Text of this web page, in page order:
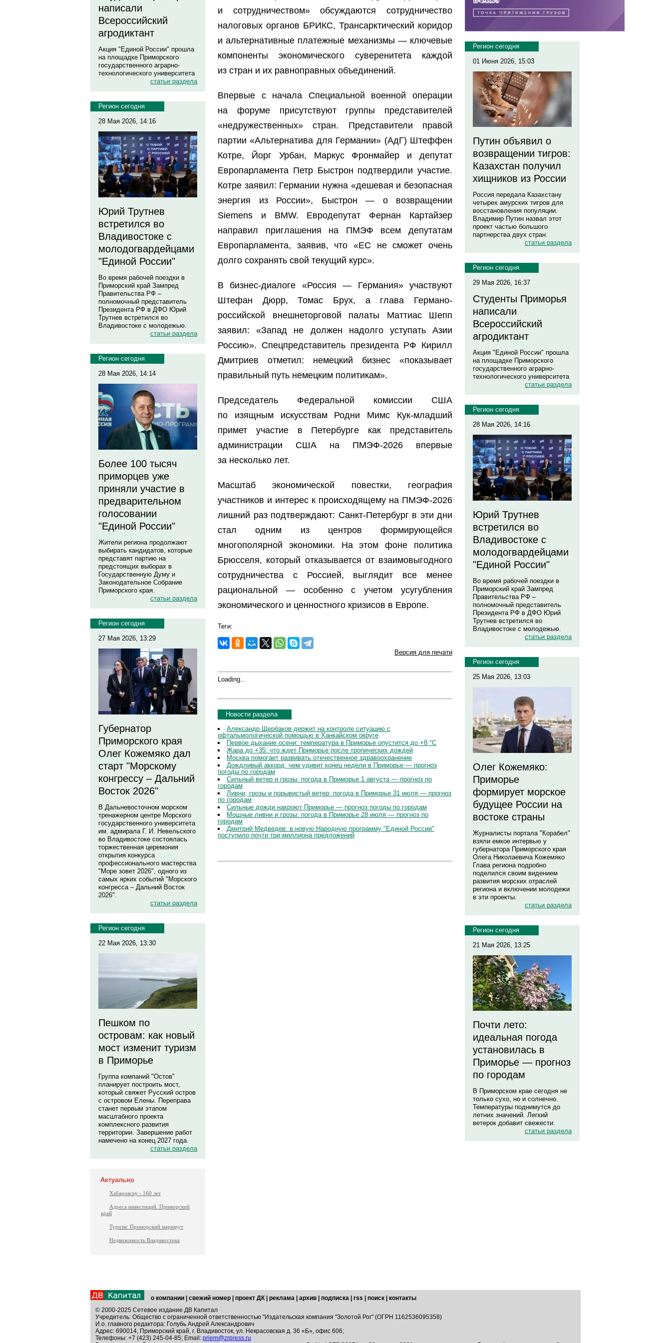
написали
Всероссийский
агродиктант
Акция "Единой России" прошла
на площадке Приморского
государственного аграрно-
технологического университета
статьи раздела
Регион сегодня
28 Мая 2026, 14:16
Юрий Трутнев
встретился во
Владивостоке с
молодогвардейцами
"Единой России"
Во время рабочей поездки в
Приморский край Зампред
Правительства РФ –
полномочный представитель
Президента РФ в ДФО Юрий
Трутнев встретился во
Владивостоке с молодежью.
статьи раздела
Регион сегодня
28 Мая 2026, 14:14
Более 100 тысяч
приморцев уже
приняли участие в
предварительном
голосовании
"Единой России"
Жители региона продолжают
выбирать кандидатов, которые
представят партию на
предстоящих выборах в
Государственную Думу и
Законодательное Собрание
Приморского края.
статьи раздела
Регион сегодня
27 Мая 2026, 13:29
Губернатор
Приморского края
Олег Кожемяко дал
старт "Морскому
конгрессу – Дальний
Восток 2026"
В Дальневосточном морском
тренажерном центре Морского
государственного университета
им. адмирала Г. И. Невельского
во Владивостоке состоялась
торжественная церемония
открытия конкурса
профессионального мастерства
"Море зовет 2026", одного из
самых ярких событий "Морского
конгресса – Дальний Восток
2026".
статьи раздела
Регион сегодня
22 Мая 2026, 13:30
Пешком по
островам: как новый
мост изменит туризм
в Приморье
Группа компаний "Остов"
планирует построить мост,
который свяжет Русский остров
с островом Елены. Переправа
станет первым этапом
масштабного проекта
комплексного развития
территории. Завершение работ
намечено на конец 2027 года.
статьи раздела
Актуально
Хабаровску - 160 лет
Адреса инвестиций. Приморский
край
Туризм: Приморский маршрут
Недвижимость Владивостока
и сотрудничеством» обсуждаются сотрудничество
налоговых органов БРИКС, Трансарктический коридор
и альтернативные платежные механизмы — ключевые
компоненты экономического суверенитета каждой
из стран и их равноправных объединений.
Впервые с начала Специальной военной операции
на форуме присутствуют группы представителей
«недружественных» стран. Представители правой
партии «Альтернатива для Германии» (АдГ) Штеффен
Котре, Йорг Урбан, Маркус Фронмайер и депутат
Европарламента Петр Быстрон подтвердили участие.
Котре заявил: Германии нужна «дешевая и безопасная
энергия из России», Быстрон — о возвращении
Siemens и BMW. Евродепутат Фернан Картайзер
направил приглашения на ПМЭФ всем депутатам
Европарламента, заявив, что «ЕС не сможет очень
долго сохранять свой текущий курс».
В бизнес-диалоге «Россия — Германия» участвуют
Штефан Дюрр, Томас Брух, а глава Германо-
российской внешнеторговой палаты Маттиас Шепп
заявил: «Запад не должен надолго уступать Азии
Россию». Спецпредставитель президента РФ Кирилл
Дмитриев отметил: немецкий бизнес «показывает
правильный путь немецким политикам».
Председатель Федеральной комиссии США
по изящным искусствам Родни Мимс Кук-младший
примет участие в Петербурге как представитель
администрации США на ПМЭФ-2026 впервые
за несколько лет.
Масштаб экономической повестки, география
участников и интерес к происходящему на ПМЭФ-2026
лишний раз подтверждают: Санкт-Петербург в эти дни
стал одним из центров формирующейся
многополярной экономики. На этом фоне политика
Брюсселя, который отказывается от взаимовыгодного
сотрудничества с Россией, выглядит все менее
рациональной — особенно с учетом усугубления
экономического и ценностного кризисов в Европе.
Теги:
Версия для печати
Loading...
Новости раздела
Александр Щербаков держит на контроле ситуацию с
офтальмологической помощью в Ханкайском округе
Первое дыхание осени: температура в Приморье опустится до +8 °C
Жара до +35: что ждет Приморье после тропических дождей
Москва помогает развивать отечественное здравоохранение
Дождливый аккорд: чем удивит конец недели в Приморье — прогноз
погоды по городам
Сильный ветер и грозы: погода в Приморье 1 августа — прогноз по
городам
Ливни, грозы и порывистый ветер: погода в Приморье 31 июля — прогноз
по городам
Сильные дожди накроют Приморье — прогноз погоды по городам
Мощные ливни и грозы: погода в Приморье 28 июля — прогноз по
городам
Дмитрий Медведев: в новую Народную программу "Единой России"
поступило почти три миллиона предложений
Регион сегодня
01 Июня 2026, 15:03
Путин объявил о
возвращении тигров:
Казахстан получил
хищников из России
Россия передала Казахстану
четырех амурских тигров для
восстановления популяции.
Владимир Путин назвал этот
проект частью большого
партнерства двух стран.
статьи раздела
Регион сегодня
29 Мая 2026, 16:37
Студенты Приморья
написали
Всероссийский
агродиктант
Акция "Единой России" прошла
на площадке Приморского
государственного аграрно-
технологического университета
статьи раздела
Регион сегодня
28 Мая 2026, 14:16
Юрий Трутнев
встретился во
Владивостоке с
молодогвардейцами
"Единой России"
Во время рабочей поездки в
Приморский край Зампред
Правительства РФ –
полномочный представитель
Президента РФ в ДФО Юрий
Трутнев встретился во
Владивостоке с молодежью.
статьи раздела
Регион сегодня
25 Мая 2026, 13:03
Олег Кожемяко:
Приморье
формирует морское
будущее России на
востоке страны
Журналисты портала "Корабел"
взяли емкое интервью у
губернатора Приморского края
Олега Николаевича Кожемяко
Глава региона подробно
поделился своим видением
развития морских отраслей
региона и включении молодежи
в эти проекты.
статьи раздела
Регион сегодня
21 Мая 2026, 13:25
Почти лето:
идеальная погода
установилась в
Приморье — прогноз
по городам
В Приморском крае сегодня не
только сухо, но и солнечно.
Температуры поднимутся до
летних значений. Легкий
ветерок добавит свежести.
статьи раздела
о компании свежий номер проект ДК реклама архив подписка rss поиск
контакты
© 2000-2025 Сетевое издание ДВ Капитал
Учредитель: Общество с ограниченной ответственностью "Издательская компания "Золотой Рог" (ОГРН 1162536095358)
И.о. главного редактора: Голубь Андрей Александрович
Адрес: 690014, Приморский край, г. Владивосток, ул. Некрасовская д. 36 «Б», офис 606;
Телефоны: +7 (423) 245-04-85; Email: priem@zrpress.ru